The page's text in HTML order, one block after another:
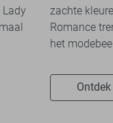
Lady
zachte
Romance
het